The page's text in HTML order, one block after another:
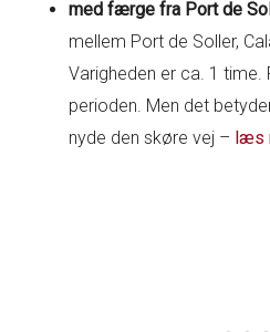
med færge fra Port de
mellem Port de Soller,
Varigheden er ca. 1
perioden. Men det
nyde den skøre vej – læs